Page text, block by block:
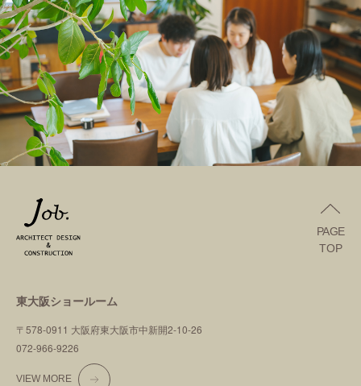
東大阪ショールーム
〒578-0911 大阪府東大阪市中新開2-10-26
072-966-9226
VIEW MORE
PAGE
TOP